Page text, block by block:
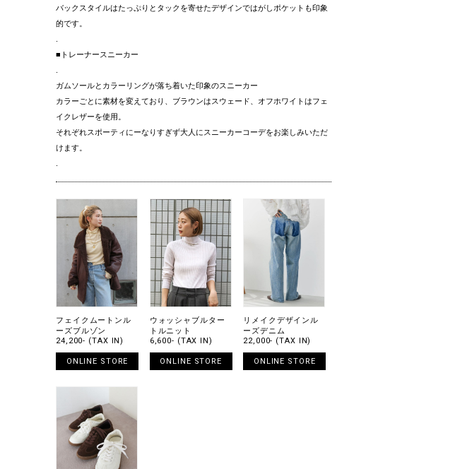
バックスタイルはたっぷりとタックを寄せたデザインではがしポケットも印象
的です。
■トレーナースニーカー
ガムソールとカラーリングが落ち着いた印象のスニーカー
カラーごとに素材を変えており、ブラウンはスウェード、オフホワイトはフェ
イクレザーを使用。
それぞれスポーティにーなりすぎず大人にスニーカーコーデをお楽しみいただ
けます。
フェイクムートンル
ーズブルゾン
24,200- (TAX IN)
ONLINE STORE
ウォッシャブルター
トルニット
6,600- (TAX IN)
ONLINE STORE
リメイクデザインル
ーズデニム
22,000- (TAX IN)
ONLINE STORE